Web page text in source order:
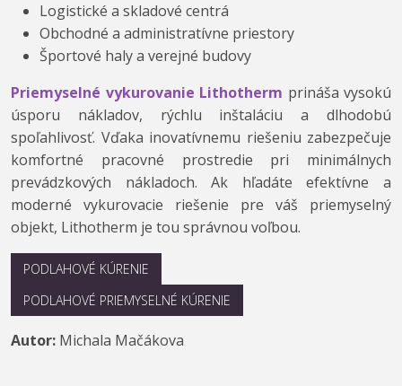
Logistické a skladové centrá
Obchodné a administratívne priestory
Športové haly a verejné budovy
Priemyselné vykurovanie Lithotherm prináša vysokú
úsporu nákladov, rýchlu inštaláciu a dlhodobú
spoľahlivosť. Vďaka inovatívnemu riešeniu zabezpečuje
komfortné pracovné prostredie pri minimálnych
prevádzkových nákladoch. Ak hľadáte efektívne a
moderné vykurovacie riešenie pre váš priemyselný
objekt, Lithotherm je tou správnou voľbou.
PODLAHOVÉ KÚRENIE
PODLAHOVÉ PRIEMYSELNÉ KÚRENIE
Autor: Michala Mačákova